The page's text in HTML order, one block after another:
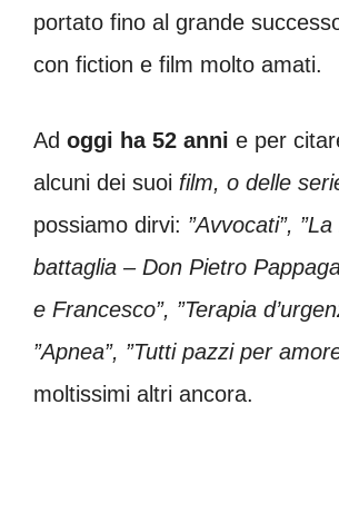
portato fino al grande
con fiction e film molto amati.
Ad oggi ha 52 anni e per
alcuni dei suoi film, o delle
possiamo dirvi: ”Avvocati”, ”La
battaglia – Don Pietro
e Francesco”, ”Terapia
”Apnea”, ”Tutti pazzi per
moltissimi altri ancora.